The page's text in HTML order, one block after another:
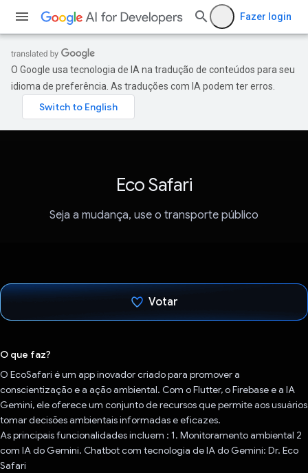
Fazer login
O Google usa tecnologia de IA na tradução de conteúdos para seu
idioma de preferência. As traduções com IA podem ter erros.
Eco Safari
Seja a mudança, use o transporte público
Votar
O que faz?
O EcoSafari é um app inovador criado para promover a
conscientização e a ação ambiental. Com o Flutter, o Firebase e a IA
Gemini, ele oferece um conjunto de recursos que permite aos usuários
tomar decisões ambientais informadas e eficazes.
As principais funcionalidades incluem : 1. Monitoramento ambiental 2
com IA do Gemini. Chatbot com tecnologia de IA do Gemini: Dr. Eco
Safari